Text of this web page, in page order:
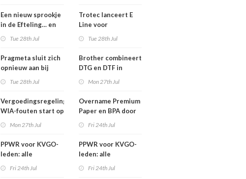
Een nieuw sprookje
in de Efteling… en
Tue 28th Jul
Pragmeta sluit zich
opnieuw aan bij
Tue 28th Jul
Vergoedingsregeling
WIA-fouten start op
Mon 27th Jul
PPWR voor KVGO-
leden: alle
Fri 24th Jul
Trotec lanceert E
Line voor
sign en display
Tue 28th Jul
Brother combineert
DTG en DTF in
Mon 27th Jul
Overname Premium
Paper en BPA door
Fri 24th Jul
PPWR voor KVGO-
leden: alle
Fri 24th Jul